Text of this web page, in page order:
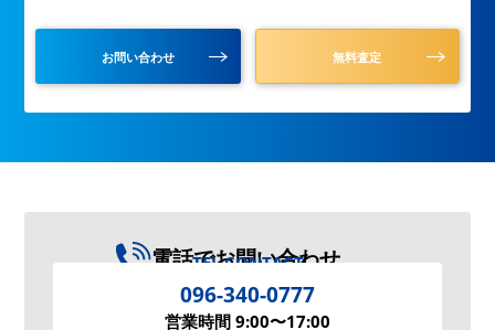
お問い合わせ 無料査定
電話でお問い合わせ
TEL CONTACT
096-340-0777
営業時間 9:00〜17:00